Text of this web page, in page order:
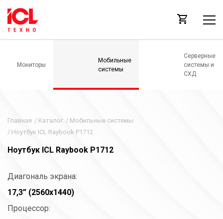
Мониторы
Мобильные
системы
Серверные
системы и
СХД
Главная / Каталог / Мобильные системы
/ Ноутбук ICL Raybook P1712
Ноутбук ICL Raybook P1712
Диагональ экрана:
17,3” (2560x1440)
Процессор: